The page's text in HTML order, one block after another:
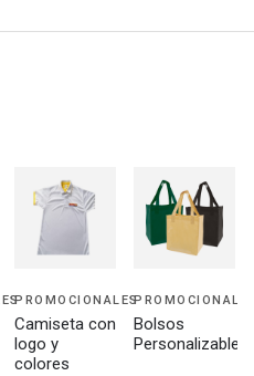
PROMOCIONALES
Camiseta con
logo y
colores
Bolsos
Personalizables